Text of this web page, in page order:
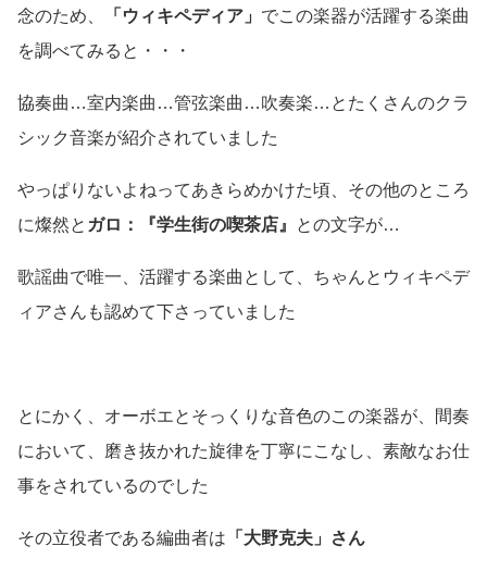
念のため、 「ウィキペディア」 でこの楽器が活躍する楽曲
を調べてみると・・・
協奏曲…室内楽曲…管弦楽曲…吹奏楽…とたくさんのクラ
シック音楽が紹介されていました
やっぱりないよねってあきらめかけた頃、その他のところ
に燦然と ガロ：『学生街の喫茶店』 との文字が…
歌謡曲で唯一、活躍する楽曲として、ちゃんとウィキペデ
ィアさんも認めて下さっていました
とにかく、オーボエとそっくりな音色のこの楽器が、間奏
において、磨き抜かれた旋律を丁寧にこなし、素敵なお仕
事をされているのでした
その立役者である編曲者は 「大野克夫」さん